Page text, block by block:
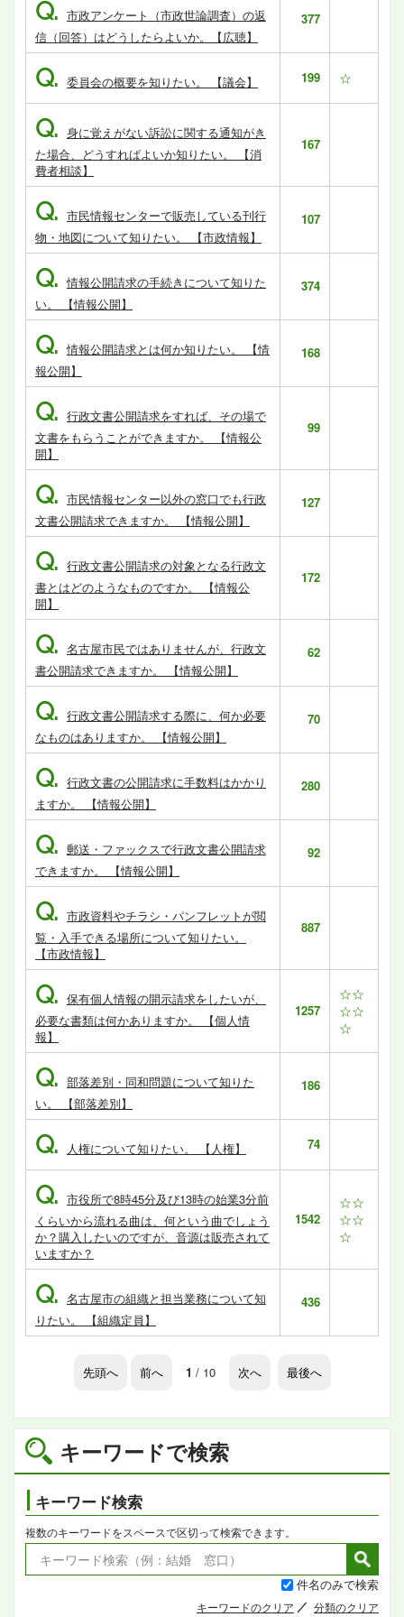
キーワードで検索
キーワード検索
複数のキーワードをスペースで区切って検索できます。
件名のみで検索
キーワードのクリア 分類のクリア
Q. 市政アンケート（市政世論調査）の返
信（回答）はどうしたらよいか。【広聴】
377
Q. 委員会の概要を知りたい。 【議会】 199 ☆
Q. 身に覚えがない訴訟に関する通知がき
た場合、どうすればよいか知りたい。 【消
費者相談】
167
Q. 市民情報センターで販売している刊行
物・地図について知りたい。 【市政情報】
107
Q. 情報公開請求の手続きについて知りた
い。 【情報公開】
374
Q. 情報公開請求とは何か知りたい。 【情
報公開】
168
Q. 行政文書公開請求をすれば、その場で
文書をもらうことができますか。 【情報公
開】
99
Q. 市民情報センター以外の窓口でも行政
文書公開請求できますか。 【情報公開】
127
Q. 行政文書公開請求の対象となる行政文
書とはどのようなものですか。 【情報公
開】
172
Q. 名古屋市民ではありませんが、行政文
書公開請求できますか。 【情報公開】
62
Q. 行政文書公開請求する際に、何か必要
なものはありますか。 【情報公開】
70
Q. 行政文書の公開請求に手数料はかかり
ますか。 【情報公開】
280
Q. 郵送・ファックスで行政文書公開請求
できますか。 【情報公開】
92
Q. 市政資料やチラシ・パンフレットが閲
覧・入手できる場所について知りたい。
【市政情報】
887
Q. 保有個人情報の開示請求をしたいが、
必要な書類は何かありますか。 【個人情
報】
1257
☆☆
☆☆
☆
Q. 部落差別・同和問題について知りた
い。 【部落差別】
186
Q. 人権について知りたい。 【人権】 74
Q. 市役所で8時45分及び13時の始業3分前
くらいから流れる曲は、何という曲でしょう
か？購入したいのですが、音源は販売されて
いますか？
1542
☆☆
☆☆
☆
Q. 名古屋市の組織と担当業務について知
りたい。 【組織定員】
436
先頭へ 前へ 1 / 10 次へ 最後へ